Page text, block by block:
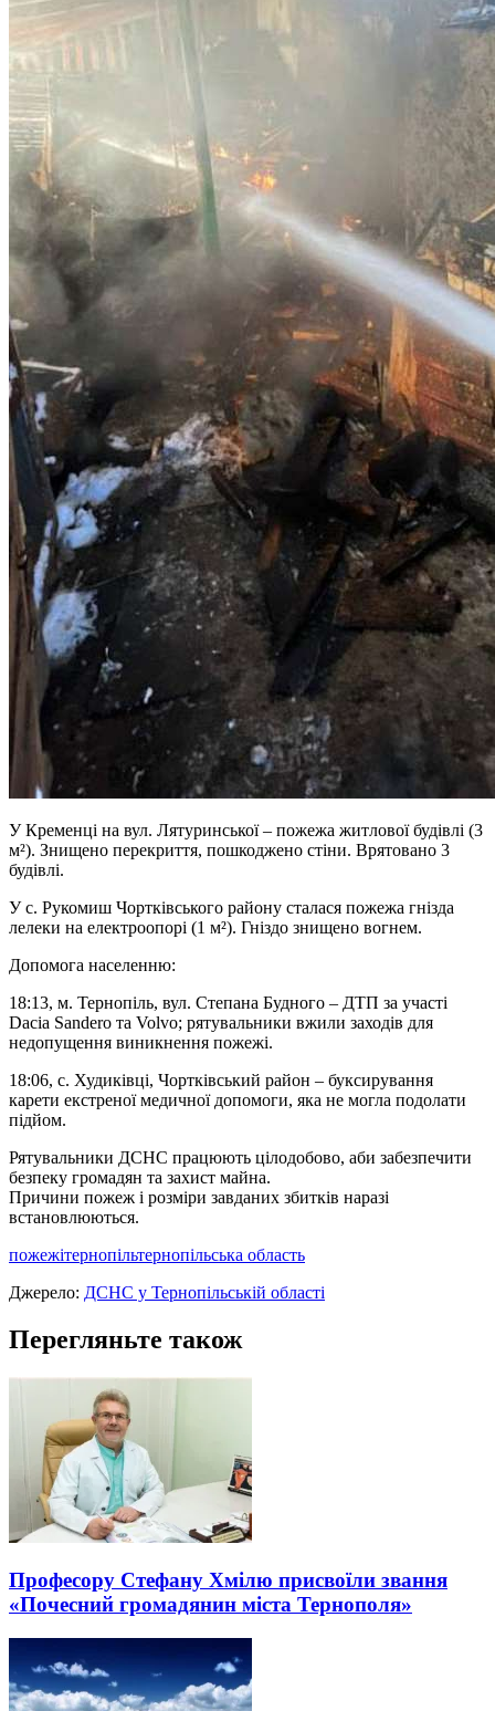
У Кременці на вул. Лятуринської – пожежа житлової будівлі (3
м²). Знищено перекриття, пошкоджено стіни. Врятовано 3
будівлі.
У с. Рукомиш Чортківського району сталася пожежа гнізда
лелеки на електроопорі (1 м²). Гніздо знищено вогнем.
Допомога населенню:
18:13, м. Тернопіль, вул. Степана Будного – ДТП за участі
Dacia Sandero та Volvo; рятувальники вжили заходів для
недопущення виникнення пожежі.
18:06, с. Худиківці, Чортківський район – буксирування
карети екстреної медичної допомоги, яка не могла подолати
підйом.
Рятувальники ДСНС працюють цілодобово, аби забезпечити
безпеку громадян та захист майна.
Причини пожеж і розміри завданих збитків наразі
встановлюються.
пожежітернопільтернопільська область
Джерело: ДСНС у Тернопільській області
Перегляньте також
Професору Стефану Хмілю присвоїли звання
«Почесний громадянин міста Тернополя»